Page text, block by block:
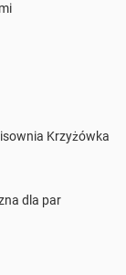
Krzyżówka
dla par